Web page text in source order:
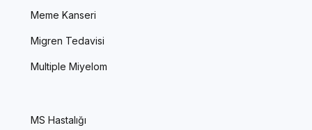
Meme Kanseri
Migren Tedavisi
Multiple Miyelom
MS Hastalığı